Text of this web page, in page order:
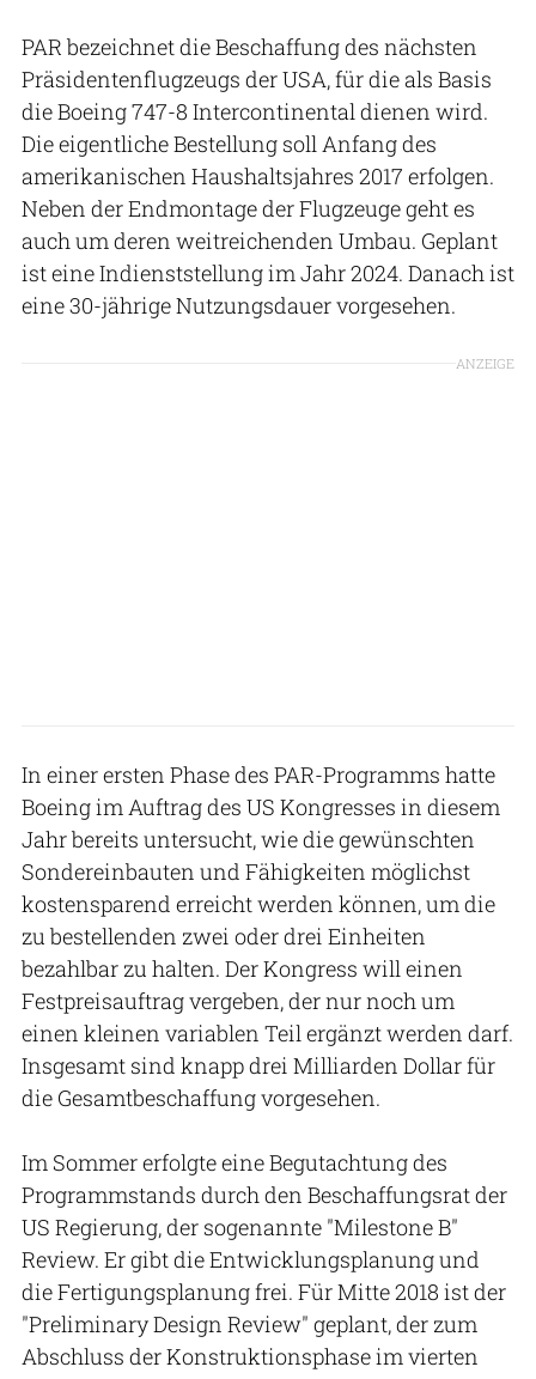
PAR bezeichnet die Beschaffung des nächsten
Präsidentenflugzeugs der USA, für die als Basis
die Boeing 747-8 Intercontinental dienen wird.
Die eigentliche Bestellung soll Anfang des
amerikanischen Haushaltsjahres 2017 erfolgen.
Neben der Endmontage der Flugzeuge geht es
auch um deren weitreichenden Umbau. Geplant
ist eine Indienststellung im Jahr 2024. Danach ist
eine 30-jährige Nutzungsdauer vorgesehen.
ANZEIGE
In einer ersten Phase des PAR-Programms hatte
Boeing im Auftrag des US Kongresses in diesem
Jahr bereits untersucht, wie die gewünschten
Sondereinbauten und Fähigkeiten möglichst
kostensparend erreicht werden können, um die
zu bestellenden zwei oder drei Einheiten
bezahlbar zu halten. Der Kongress will einen
Festpreisauftrag vergeben, der nur noch um
einen kleinen variablen Teil ergänzt werden darf.
Insgesamt sind knapp drei Milliarden Dollar für
die Gesamtbeschaffung vorgesehen.
Im Sommer erfolgte eine Begutachtung des
Programmstands durch den Beschaffungsrat der
US Regierung, der sogenannte "Milestone B"
Review. Er gibt die Entwicklungsplanung und
die Fertigungsplanung frei. Für Mitte 2018 ist der
"Preliminary Design Review" geplant, der zum
Abschluss der Konstruktionsphase im vierten